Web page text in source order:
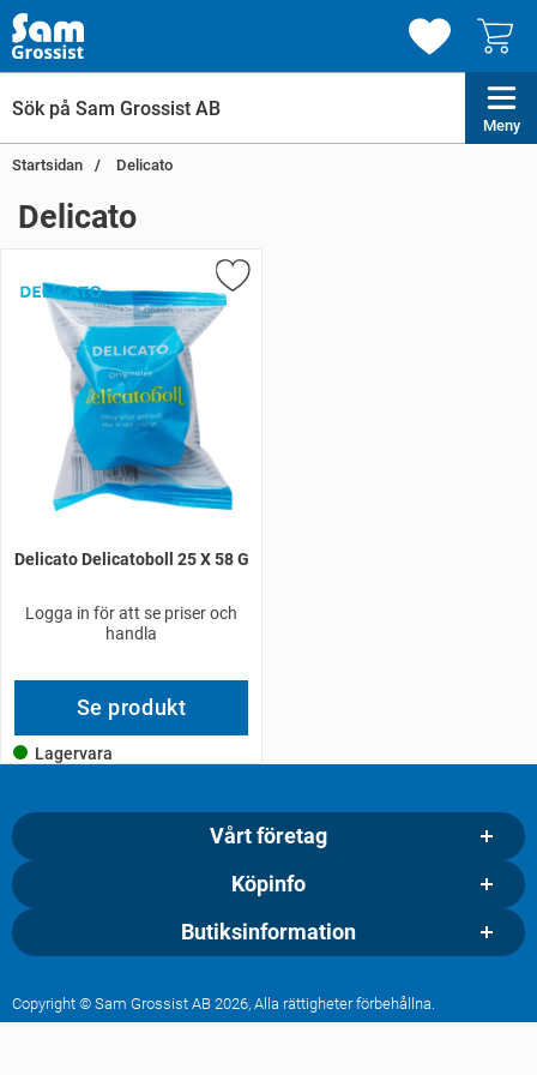
Meny
Startsidan Delicato
Delicato
Delicato Delicatoboll 25 X 58 G
Logga in för att se priser och
handla
Se produkt
Lagervara
Vårt företag
Köpinfo
Butiksinformation
Copyright © Sam Grossist AB 2026, Alla rättigheter förbehållna.